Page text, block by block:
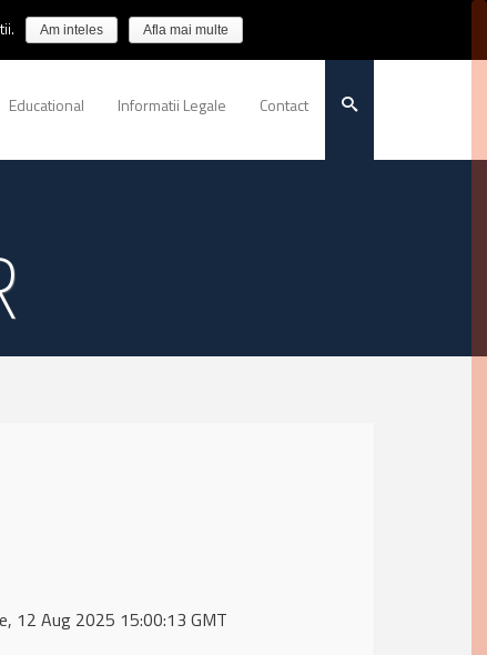
Educational Informatii Legale Contact
12 Aug 2025 15:00:13 GMT
Am inteles Afla mai multe